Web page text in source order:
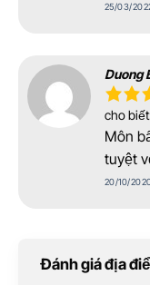
25/03/
Duong
cho
Môn
tuyệt
20/10/
Đánh giá địa